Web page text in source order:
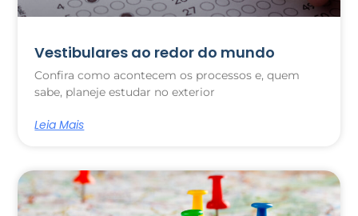
Vestibulares ao redor do mundo
Confira como acontecem os processos e, quem
sabe, planeje estudar no exterior
Leia Mais